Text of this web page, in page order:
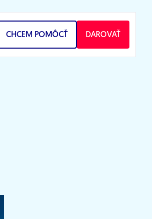
CHCEM POMÔCŤ DAROVAŤ